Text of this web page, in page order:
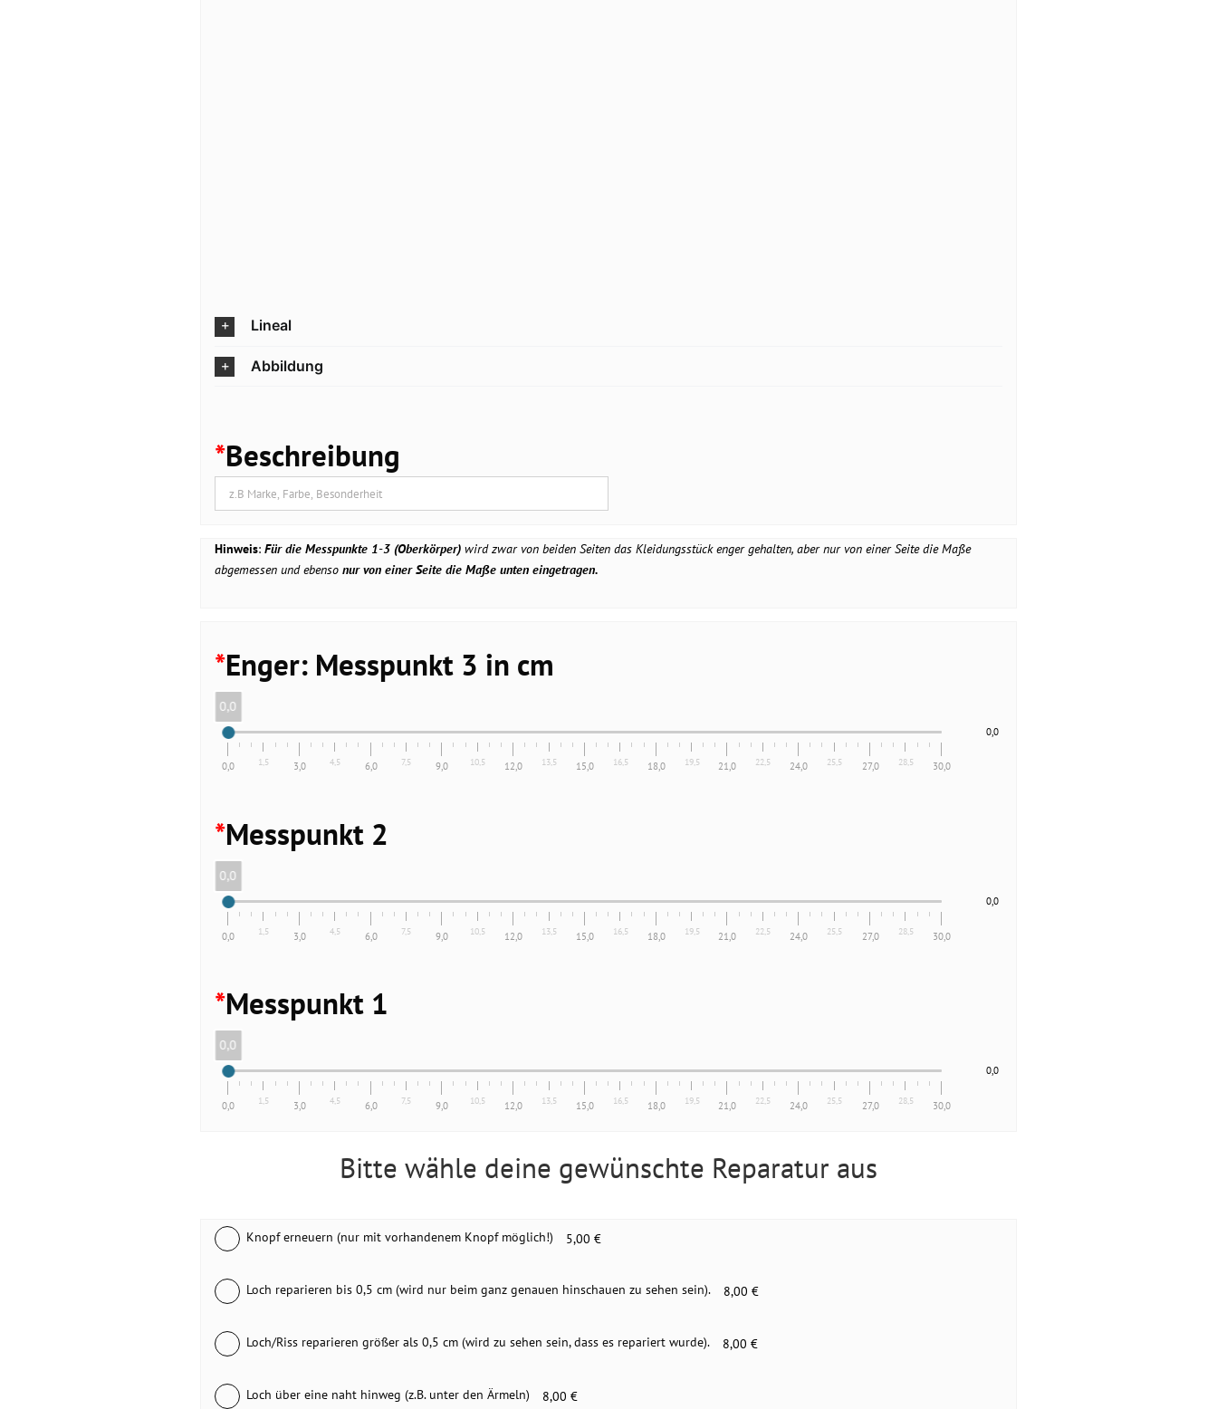
Lineal
Abbildung
*Beschreibung
Hinweis: Für die Messpunkte 1-3 (Oberkörper) wird zwar von beiden Seiten das Kleidungsstück enger gehalten, aber nur von einer Seite die Maße
abgemessen und ebenso nur von einer Seite die Maße unten eingetragen.
*Enger: Messpunkt 3 in cm
0,0
0,0 1,5 3,0 4,5 6,0 7,5 9,0 10,5 12,0 13,5 15,0 16,5 18,0 19,5 21,0 22,5 24,0 25,5 27,0 28,5 30,0
0,0
*Messpunkt 2
0,0
0,0 1,5 3,0 4,5 6,0 7,5 9,0 10,5 12,0 13,5 15,0 16,5 18,0 19,5 21,0 22,5 24,0 25,5 27,0 28,5 30,0
0,0
*Messpunkt 1
0,0
0,0 1,5 3,0 4,5 6,0 7,5 9,0 10,5 12,0 13,5 15,0 16,5 18,0 19,5 21,0 22,5 24,0 25,5 27,0 28,5 30,0
0,0
Bitte wähle deine gewünschte Reparatur aus
Knopf erneuern (nur mit vorhandenem Knopf möglich!) 5,00 €
Loch reparieren bis 0,5 cm (wird nur beim ganz genauen hinschauen zu sehen sein). 8,00 €
Loch/Riss reparieren größer als 0,5 cm (wird zu sehen sein, dass es repariert wurde). 8,00 €
Loch über eine naht hinweg (z.B. unter den Ärmeln) 8,00 €